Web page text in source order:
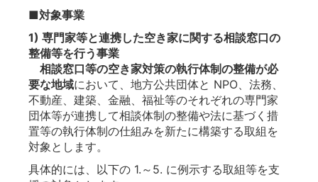
■対象事業
1) 専門家等と連携した空き家に関する相談窓口の
整備等を行う事業
相談窓口等の空き家対策の執行体制の整備が必
要な地域において、地方公共団体と NPO、法務、
不動産、建築、金融、福祉等のそれぞれの専門家
団体等が連携して相談体制の整備や法に基づく措
置等の執行体制の仕組みを新たに構築する取組を
対象とします。
具体的には、以下の 1.～5. に例示する取組等を支